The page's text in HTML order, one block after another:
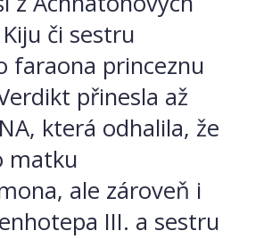
či sestru
faraona princeznu
přinesla až
která odhalila, že
matku
ale zároveň i
III. a sestru